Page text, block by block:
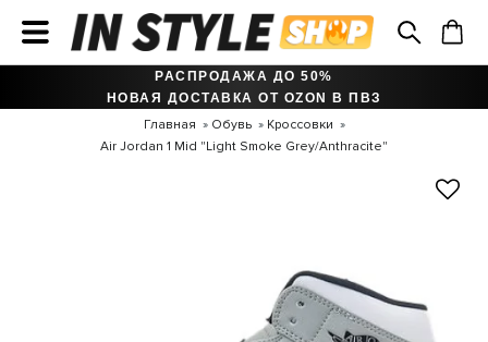
РАСПРОДАЖА ДО 50%
НОВАЯ ДОСТАВКА ОТ OZON В ПВЗ
Главная Обувь
Кроссовки
Air Jordan 1 Mid "Light Smoke Grey/Anthracite"